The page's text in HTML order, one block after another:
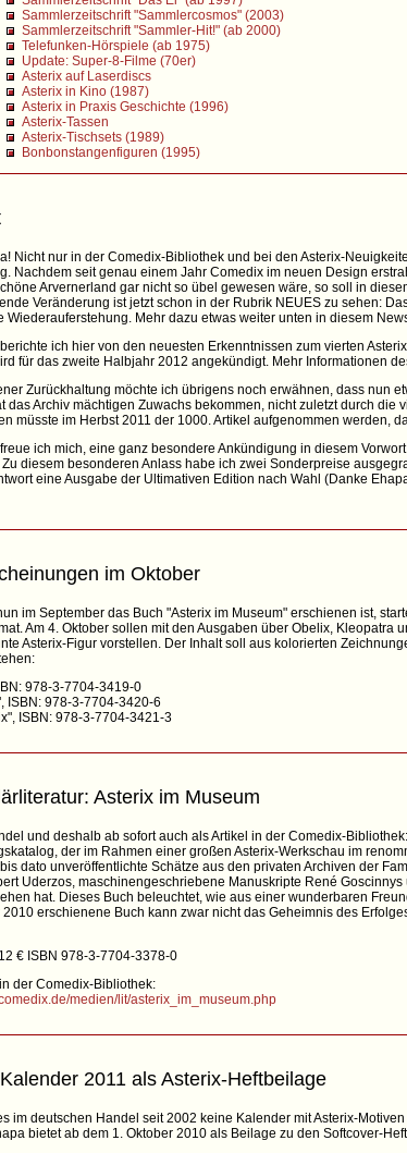
Sammlerzeitschrift "Sammlercosmos" (2003)
Sammlerzeitschrift "Sammler-Hit!" (ab 2000)
Telefunken-Hörspiele (ab 1975)
Update: Super-8-Filme (70er)
Asterix auf Laserdiscs
Asterix in Kino (1987)
Asterix in Praxis Geschichte (1996)
Asterix-Tassen
Asterix-Tischsets (1989)
Bonbonstangenfiguren (1995)
Nicht nur in der Comedix-Bibliothek und bei den Asterix-
Nachdem seit genau einem Jahr Comedix im neuen Design
Arvernerland gar nicht so übel gewesen wäre, so soll in
Veränderung ist jetzt schon in der Rubrik NEUES zu sehen:
Wiederauferstehung. Mehr dazu etwas weiter unten in diesem
ich hier von den neuesten Erkenntnissen zum vierten
für das zweite Halbjahr 2012 angekündigt. Mehr Informationen
Zurückhaltung möchte ich übrigens noch erwähnen, dass nun
das Archiv mächtigen Zuwachs bekommen, nicht zuletzt durch
müsste im Herbst 2011 der 1000. Artikel aufgenommen werden,
ich mich, eine ganz besondere Ankündigung in diesem
diesem besonderen Anlass habe ich zwei Sonderpreise
eine Ausgabe der Ultimativen Edition nach Wahl (Danke
im Oktober
im September das Buch "Asterix im Museum" erschienen ist,
Am 4. Oktober sollen mit den Ausgaben über Obelix,
Asterix-Figur vorstellen. Der Inhalt soll aus kolorierten
978-3-7704-3419-0
ISBN: 978-3-7704-3420-6
ISBN: 978-3-7704-3421-3
Asterix im Museum
und deshalb ab sofort auch als Artikel in der Comedix-
der im Rahmen einer großen Asterix-Werkschau im
dato unveröffentlichte Schätze aus den privaten Archiven der
Uderzos, maschinengeschriebene Manuskripte René
hat. Dieses Buch beleuchtet, wie aus einer wunderbaren
erschienene Buch kann zwar nicht das Geheimnis des
€ ISBN 978-3-7704-3378-0
der Comedix-Bibliothek:
medien/lit/asterix_im_museum.php
2011 als Asterix-Heftbeilage
im deutschen Handel seit 2002 keine Kalender mit Asterix-
bietet ab dem 1. Oktober 2010 als Beilage zu den Softcover-